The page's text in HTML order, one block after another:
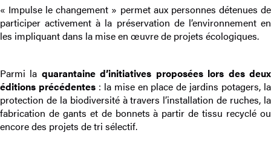
« Impulse le changement » permet aux personnes détenues de
participer activement à la préservation de l’environnement en
les impliquant dans la mise en œuvre de projets écologiques.
Parmi la quarantaine d’initiatives proposées lors des deux
éditions précédentes: la mise en place de jardins potagers, la
protection de la biodiversité à travers l’installation de ruches, la
fabrication de gants et de bonnets à partir de tissu recyclé ou
encore des projets de tri sélectif.